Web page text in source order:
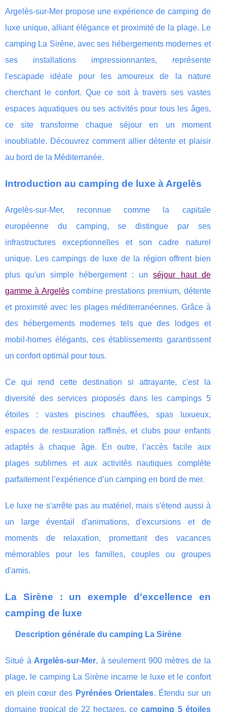
Argelès-sur-Mer propose une expérience de camping de
luxe unique, alliant élégance et proximité de la plage. Le
camping La Sirène, avec ses hébergements modernes et
ses installations impressionnantes, représente
l'escapade idéale pour les amoureux de la nature
cherchant le confort. Que ce soit à travers ses vastes
espaces aquatiques ou ses activités pour tous les âges,
ce site transforme chaque séjour en un moment
inoubliable. Découvrez comment allier détente et plaisir
au bord de la Méditerranée.
Introduction au camping de luxe à Argelès
Argelès-sur-Mer, reconnue comme la capitale
européenne du camping, se distingue par ses
infrastructures exceptionnelles et son cadre naturel
unique.
Les campings de luxe de la région offrent bien
plus qu'un simple hébergement : unséjour haut de
gamme à Argelèscombine prestations premium, détente
et proximité avec les plages méditerranéennes. Grâce à
des hébergements modernes tels que des lodges et
mobil-homes élégants, ces établissements garantissent
un confort optimal pour tous.
Ce qui rend cette destination si attrayante, c'est la
diversité des services proposés dans les campings 5
étoiles : vastes piscines chauffées, spas luxueux,
espaces de restauration raffinés, et clubs pour enfants
adaptés à chaque âge. En outre, l’accès facile aux
plages sublimes et aux activités nautiques complète
parfaitement l’expérience d’un camping en bord de mer.
Le luxe ne s'arrête pas au matériel, mais s'étend aussi à
un large éventail d'animations, d'excursions et de
moments de relaxation, promettant des vacances
mémorables pour les familles, couples ou groupes
d'amis.
La Sirène : un exemple d'excellence en
camping de luxe
Description générale du camping La Sirène
Situé à Argelès-sur-Mer, à seulement 900 mètres de la
plage, le camping La Sirène incarne le luxe et le confort
en plein cœur des Pyrénées Orientales. Étendu sur un
domaine tropical de 22 hectares, cecamping 5 étoiles